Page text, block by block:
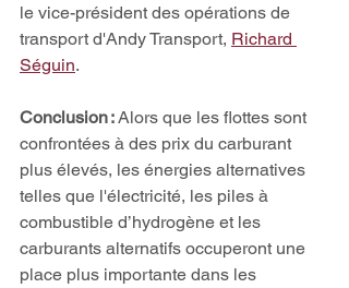
le vice-président des opérations de
transport d'Andy Transport, Richard
Séguin.
Conclusion : Alors que les flottes sont
confrontées à des prix du carburant
plus élevés, les énergies alternatives
telles que l'électricité, les piles à
combustible d’hydrogène et les
carburants alternatifs occuperont une
place plus importante dans les